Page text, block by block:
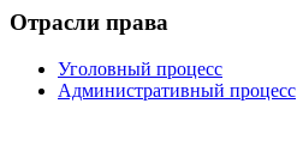
Отрасли права
Уголовный процесс
Административный процесс